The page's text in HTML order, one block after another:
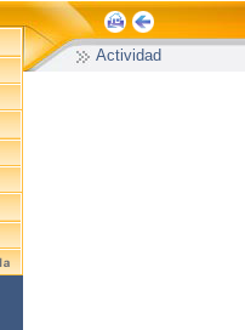
Actividad